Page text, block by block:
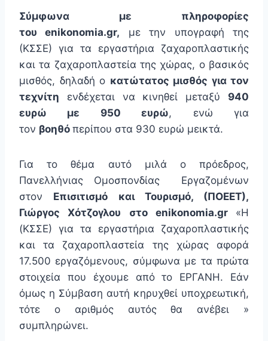
Σύμφωνα με πληροφορίες
τουenikonomia.gr, με την υπογραφή της
(ΚΣΣΕ) για τα εργαστήρια ζαχαροπλαστικής
και τα ζαχαροπλαστεία της χώρας, ο βασικός
μισθός, δηλαδή ο κατώτατος μισθός για τον
τεχνίτη ενδέχεται να κινηθεί μεταξύ 940
ευρώ με 950 ευρώ, ενώ για
τον βοηθό περίπου στα 930 ευρώ μεικτά.
Για το θέμα αυτό μιλά ο πρόεδρος,
Πανελλήνιας Ομοσπονδίας Εργαζομένων
στον Επισιτισμό και Τουρισμό, (ΠΟΕΕΤ),
Γιώργος Χότζογλου στο enikonomia.gr «Η
(ΚΣΣΕ) για τα εργαστήρια ζαχαροπλαστικής
και τα ζαχαροπλαστεία της χώρας αφορά
17.500 εργαζόμενους, σύμφωνα με τα πρώτα
στοιχεία που έχουμε από το ΕΡΓΑΝΗ. Εάν
όμως η Σύμβαση αυτή κηρυχθεί υποχρεωτική,
τότε ο αριθμός αυτός θα ανέβει »
συμπληρώνει.